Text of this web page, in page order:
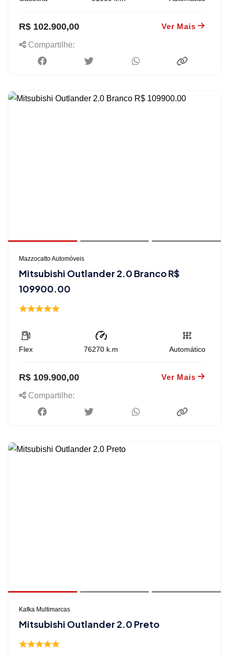
R$ 102.900,00 Ver Mais
Compartilhe:
Mazzocatto Automóveis
Mitsubishi Outlander 2.0 Branco R$
109900.00
Flex 76270 k.m Automático
R$ 109.900,00 Ver Mais
Compartilhe:
Kafka Multimarcas
Mitsubishi Outlander 2.0 Preto